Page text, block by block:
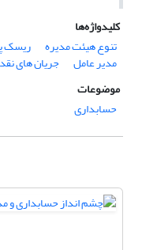
کلیدواژه‌ها
تنوع هیئت مدیره
ریسک
مدیر عامل
جریان های
موضوعات
حسابداری